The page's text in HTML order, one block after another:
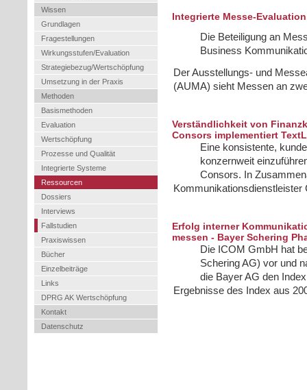
Wissen
Grundlagen
Fragestellungen
Wirkungsstufen/Evaluation
Strategiebezug/Wertschöpfung
Umsetzung in der Praxis
Methoden
Basismethoden
Evaluation
Wertschöpfung
Prozesse und Qualität
Integrierte Systeme
Ressourcen
Dossiers
Interviews
Fallstudien
Praxiswissen
Bücher
Einzelbeiträge
Links
DPRG AK Wertschöpfung
Kontakt
Datenschutz
Integrierte Messe-
Die Beteiligung an
Business
Der Ausstellungs- und
(AUMA) sieht Messen an
Verständlichkeit von
Consors implementiert
Eine konsistente,
konzernweit
Consors. In
Erfolg interner
messen - Bayer Schering
Die ICOM GmbH hat
Schering AG) vor und
die Bayer AG den
Ergebnisse des Index aus